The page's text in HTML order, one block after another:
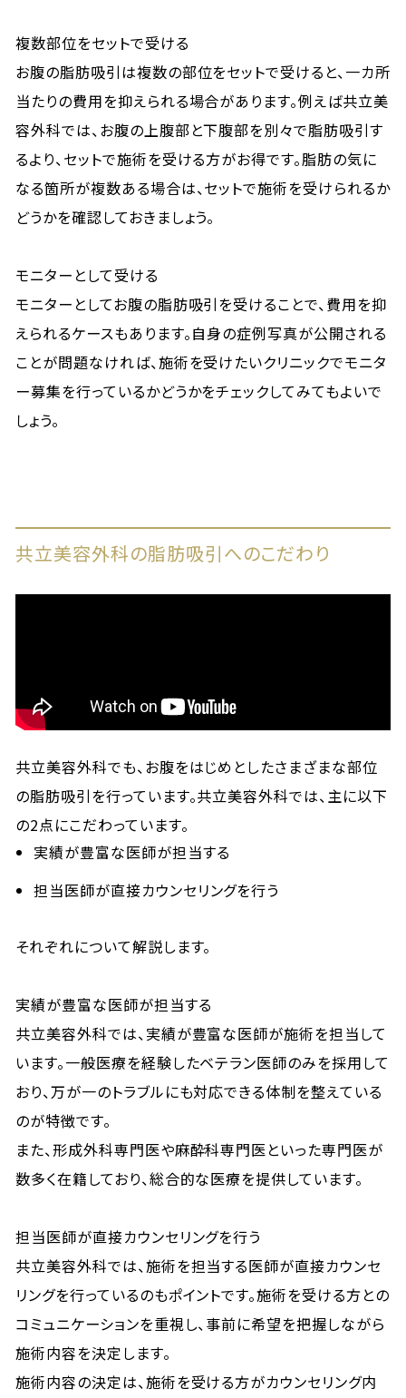
複数部位をセットで受ける
お腹の脂肪吸引は複数の部位をセットで受けると、一カ所
当たりの費用を抑えられる場合があります。例えば共立美
容外科では、お腹の上腹部と下腹部を別々で脂肪吸引す
るより、セットで施術を受ける方がお得です。脂肪の気に
なる箇所が複数ある場合は、セットで施術を受けられるか
どうかを確認しておきましょう。
モニターとして受ける
モニターとしてお腹の脂肪吸引を受けることで、費用を抑
えられるケースもあります。自身の症例写真が公開される
ことが問題なければ、施術を受けたいクリニックでモニタ
ー募集を行っているかどうかをチェックしてみてもよいで
しょう。
共立美容外科の脂肪吸引へのこだわり
共立美容外科でも、お腹をはじめとしたさまざまな部位
の脂肪吸引を行っています。共立美容外科では、主に以下
の2点にこだわっています。
実績が豊富な医師が担当する
担当医師が直接カウンセリングを行う
それぞれについて解説します。
実績が豊富な医師が担当する
共立美容外科では、実績が豊富な医師が施術を担当して
います。一般医療を経験したベテラン医師のみを採用して
おり、万が一のトラブルにも対応できる体制を整えている
のが特徴です。
また、形成外科専門医や麻酔科専門医といった専門医が
数多く在籍しており、総合的な医療を提供しています。
担当医師が直接カウンセリングを行う
共立美容外科では、施術を担当する医師が直接カウンセ
リングを行っているのもポイントです。施術を受ける方との
コミュニケーションを重視し、事前に希望を把握しながら
施術内容を決定します。
施術内容の決定は、施術を受ける方がカウンセリング内